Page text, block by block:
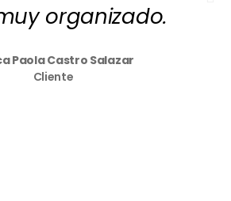
organizado.
Paola Castro Salazar
Cliente